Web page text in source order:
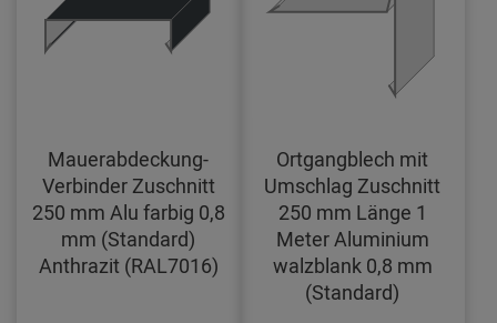
Mauerabdeckung-
Verbinder Zuschnitt
250 mm Alu farbig 0,8
mm (Standard)
Anthrazit (RAL7016)
Ortgangblech mit
Umschlag Zuschnitt
250 mm Länge 1
Meter Aluminium
walzblank 0,8 mm
(Standard)